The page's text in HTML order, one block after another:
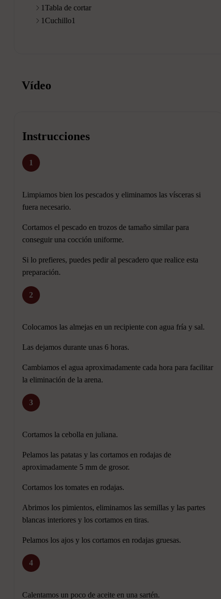
1Tabla de cortar
1Cuchillo1
Vídeo
Instrucciones
1
Limpiamos bien los pescados y eliminamos las vísceras si
fuera necesario.
Cortamos el pescado en trozos de tamaño similar para
conseguir una cocción uniforme.
Si lo prefieres, puedes pedir al pescadero que realice esta
preparación.
2
Colocamos las almejas en un recipiente con agua fría y sal.
Las dejamos durante unas 6 horas.
Cambiamos el agua aproximadamente cada hora para facilitar
la eliminación de la arena.
3
Cortamos la cebolla en juliana.
Pelamos las patatas y las cortamos en rodajas de
aproximadamente 5 mm de grosor.
Cortamos los tomates en rodajas.
Abrimos los pimientos, eliminamos las semillas y las partes
blancas interiores y los cortamos en tiras.
Pelamos los ajos y los cortamos en rodajas gruesas.
4
Calentamos un poco de aceite en una sartén.